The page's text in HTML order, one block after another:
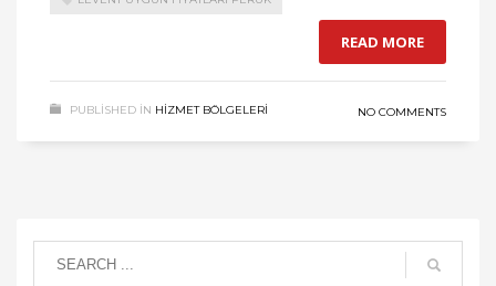
READ MORE
PUBLISHED IN HIZMET BÖLGELERI NO COMMENTS